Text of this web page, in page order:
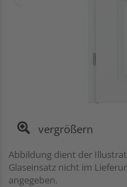
vergrößern
Abbildung dient der
Glaseinsatz nicht im
angegeben.